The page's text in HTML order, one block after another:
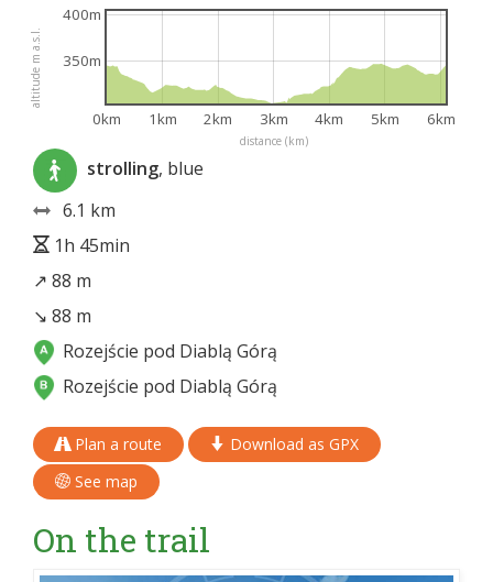
distance (km)
altitude m a.s.l.
0km 1km 2km 3km 4km 5km 6km
350m
400m
strolling, blue
6.1 km
1h 45min
↗ 88 m
↘ 88 m
Rozejście pod Diablą Górą
Rozejście pod Diablą Górą
Plan a route
Download as GPX
See map
On the trail